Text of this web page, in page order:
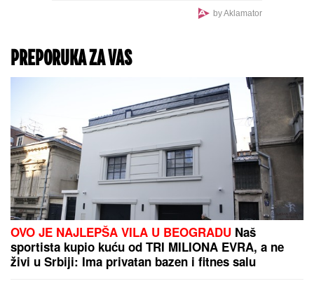
by Aklamator
PREPORUKA ZA VAS
OVO JE NAJLEPŠA VILA U BEOGRADU Naš
sportista kupio kuću od TRI MILIONA EVRA, a ne
živi u Srbiji: Ima privatan bazen i fitnes salu